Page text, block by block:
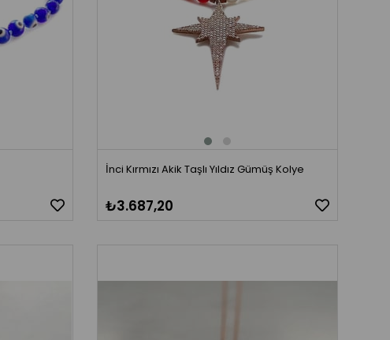
İnci Kırmızı Akik Taşlı Yıldız Gümüş Kolye
₺3.687,20